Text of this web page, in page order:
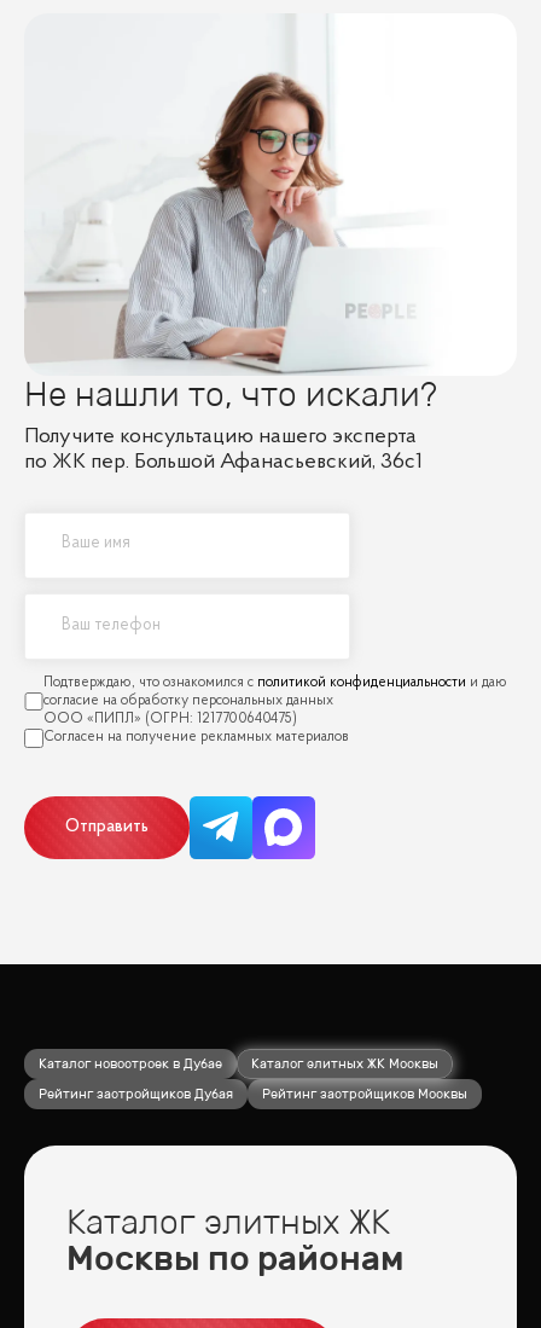
Не нашли то, что искали?
Получите консультацию нашего эксперта
по ЖК пер. Большой Афанасьевский, 36с1
политикой конфиденциальности
Отправить
Каталог новостроек в Дубае
Каталог элитных ЖК Москвы
Рейтинг застройщиков Дубая
Рейтинг застройщиков Москвы
Каталог элитных ЖК
Москвы по районам